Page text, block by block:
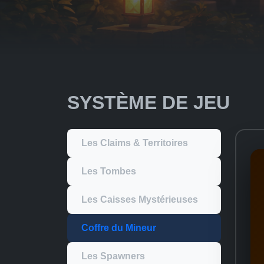
SYSTÈME DE JEU
Les Claims & Territoires
Les Tombes
Les Caisses Mystérieuses
Coffre du Mineur
Les Spawners